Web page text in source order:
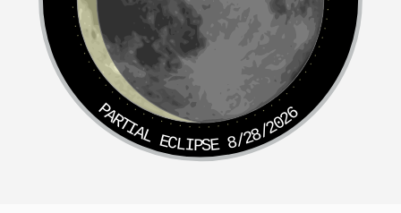
尤招鳏寡夭折姑；悖逆不忠难制伏，尸山路死不闻归。
第五歌，艮丙垣，贪狼生气星不凡
艮水合局天帝宿；世人财宝聚其间；若见砂形仓库样，平洋
水朝见坟前；出人官居定饶厚；富堪敌国非等闲；砂若低小
水情短，亦主温饱烂禾钱；丙龙遇艮砂水秀，黄甲声名当世
传；三台耸秀水凝聚，与国为姻禄绵绵；
PARTIAL ECLIPSE 8/28/2026